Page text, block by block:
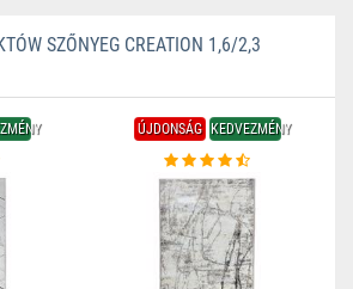
SZŐNYEG CREATION 1,6/2,3
ÚJDONSÁG KEDVEZMÉNY